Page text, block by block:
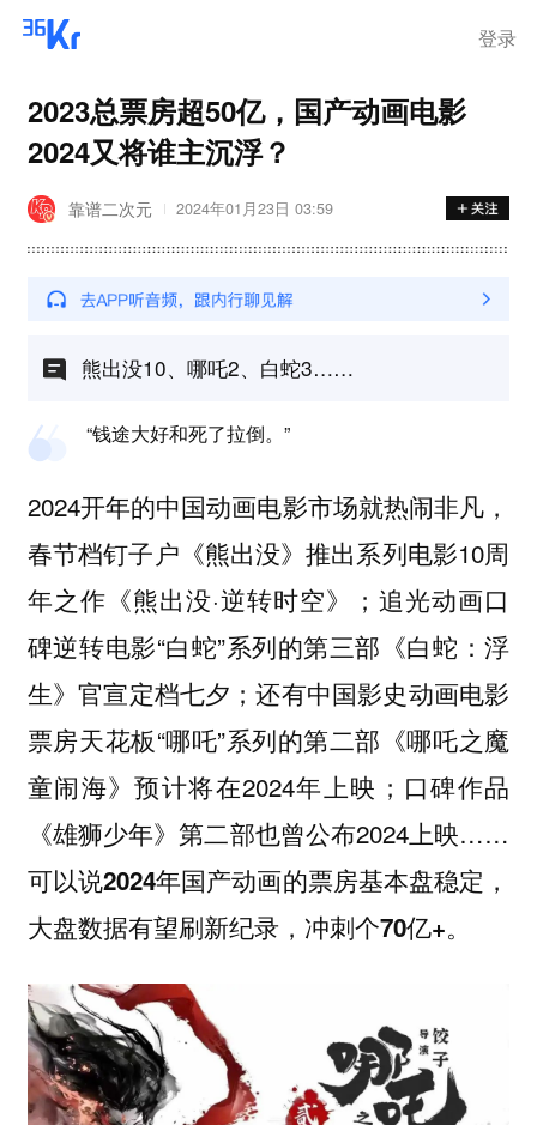
登录
2023总票房超50亿，国产动画电影
2024又将谁主沉浮？
靠谱二次元 2024年01月23日 03:59
熊出没10、哪吒2、白蛇3……
“钱途大好和死了拉倒。”
2024开年的中国动画电影市场就热闹非凡，
春节档钉子户《熊出没》推出系列电影10周
年之作《熊出没·逆转时空》；追光动画口
碑逆转电影“白蛇”系列的第三部《白蛇：浮
生》官宣定档七夕；还有中国影史动画电影
票房天花板“哪吒”系列的第二部《哪吒之魔
童闹海》预计将在2024年上映；口碑作品
《雄狮少年》第二部也曾公布2024上映……
可以说2024年国产动画的票房基本盘稳定，
大盘数据有望刷新纪录，冲刺个70亿+。